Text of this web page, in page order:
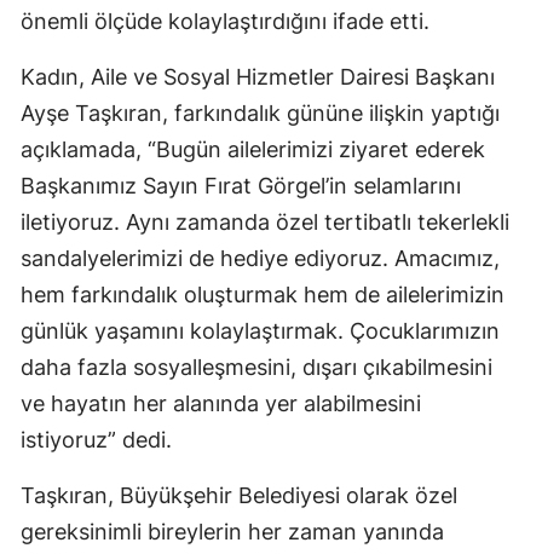
önemli ölçüde kolaylaştırdığını ifade etti.
Kadın, Aile ve Sosyal Hizmetler Dairesi Başkanı
Ayşe Taşkıran, farkındalık gününe ilişkin yaptığı
açıklamada, “Bugün ailelerimizi ziyaret ederek
Başkanımız Sayın Fırat Görgel’in selamlarını
iletiyoruz. Aynı zamanda özel tertibatlı tekerlekli
sandalyelerimizi de hediye ediyoruz. Amacımız,
hem farkındalık oluşturmak hem de ailelerimizin
günlük yaşamını kolaylaştırmak. Çocuklarımızın
daha fazla sosyalleşmesini, dışarı çıkabilmesini
ve hayatın her alanında yer alabilmesini
istiyoruz” dedi.
Taşkıran, Büyükşehir Belediyesi olarak özel
gereksinimli bireylerin her zaman yanında